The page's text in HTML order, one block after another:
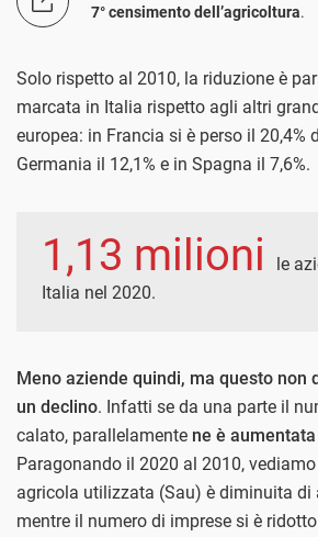
7° censimento dell’agricoltura.
Solo rispetto al 2010, la riduzione è
marcata in Italia rispetto agli altri
europea: in Francia si è perso il 20,4%
Germania il 12,1% e in Spagna il 7,6%.
1,13 milioni
le
Italia nel 2020.
Meno aziende quindi, ma questo non
un declino. Infatti se da una parte il
calato, parallelamente ne è aumentata
Paragonando il 2020 al 2010,
agricola utilizzata (Sau) è diminuita di
mentre il numero di imprese si è ridotto